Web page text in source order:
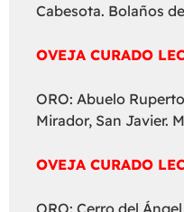
Cabesota. Bolaños
OVEJA CURADO
ORO: Abuelo
Mirador, San Javier.
OVEJA CURADO